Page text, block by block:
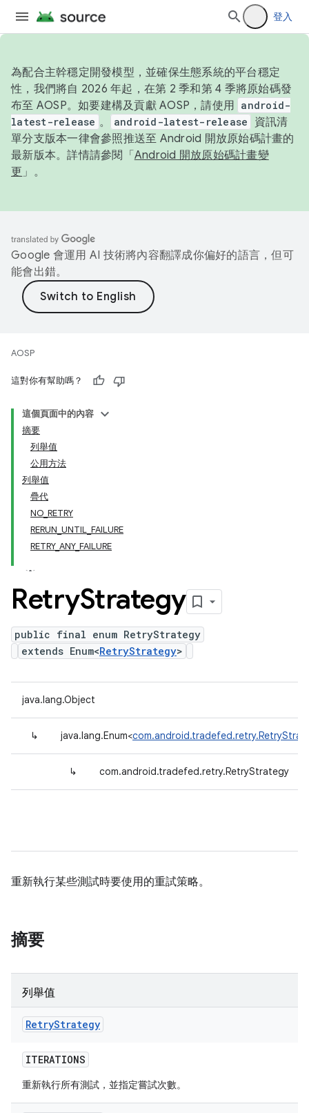
登入
為配合主幹穩定開發模型，並確保生態系統的平台穩定
性，我們將自 2026 年起，在第 2 季和第 4 季將原始碼發
布至 AOSP。如要建構及貢獻 AOSP，請使用 android-
latest-release 。 android-latest-release
資訊清
單分支版本一律會參照推送至 Android 開放原始碼計畫的
最新版本。詳情請參閱「 Android 開放原始碼計畫變
更 」。
Google 會運用 AI 技術將內容翻譯成你偏好的語言，但可
能會出錯。
AOSP
這對你有幫助嗎？
這個頁面中的內容
摘要
列舉值
公用方法
列舉值
疊代
NO_RETRY
RERUN_UNTIL_FAILURE
RETRY_ANY_FAILURE
RetryStrategy
public final enum RetryStrategy
extends Enum<RetryStrategy>
java.lang.Object
↳ java.lang.Enum<
↳ com.android.tradefed.retry.RetryStrategy
重新執行某些測試時要使用的重試策略。
摘要
列舉值
RetryStrategy
ITERATIONS
重新執行所有測試，並指定嘗試次數。